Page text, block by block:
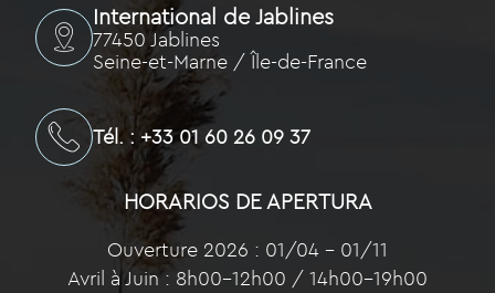
International de Jablines
77450 Jablines
Seine-et-Marne / Île-de-France
Tél. : +33 01 60 26 09 37
HORARIOS DE APERTURA
Ouverture 2026 : 01/04 – 01/11
Avril à Juin : 8h00-12h00 / 14h00-19h00